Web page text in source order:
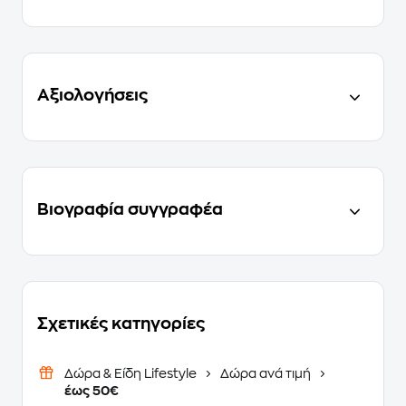
Αξιολογήσεις
Βιογραφία συγγραφέα
Σχετικές κατηγορίες
Δώρα & Είδη Lifestyle
Δώρα ανά τιμή
έως 50€